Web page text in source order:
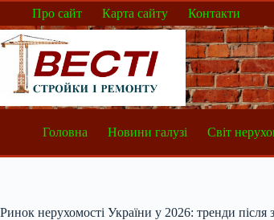
Перейти
вмісту
Про сайт Карта сайту Контакти
Головна Новини галузі Світ
Ринок нерухомості України у 2026: тренди після